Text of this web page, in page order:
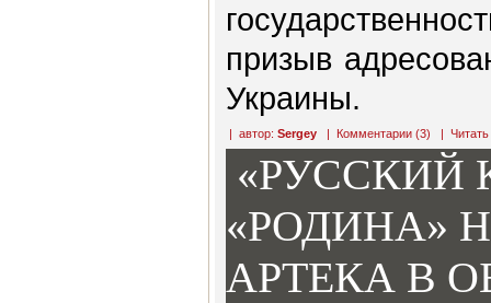
призыв
Украины.
| автор: Sergey | Комментарии (3) |
«РУССКИЙ
«РОДИНА»
АРТЕКА В